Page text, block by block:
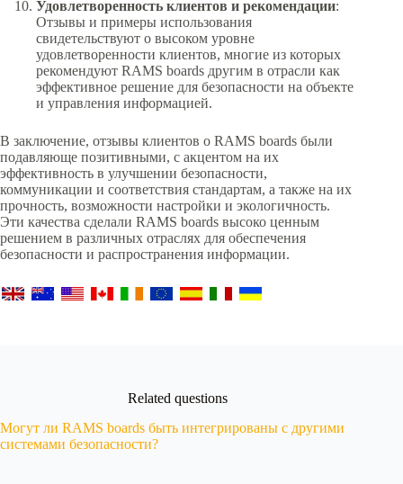
Удовлетворенность клиентов и рекомендации:
Отзывы и примеры использования
свидетельствуют о высоком уровне
удовлетворенности клиентов, многие из которых
рекомендуют RAMS boards другим в отрасли как
эффективное решение для безопасности на объекте
и управления информацией.
В заключение, отзывы клиентов о RAMS boards были
подавляюще позитивными, с акцентом на их
эффективность в улучшении безопасности,
коммуникации и соответствия стандартам, а также на их
прочность, возможности настройки и экологичность.
Эти качества сделали RAMS boards высоко ценным
решением в различных отраслях для обеспечения
безопасности и распространения информации.
Related questions
Могут ли RAMS boards быть интегрированы с другими
системами безопасности?